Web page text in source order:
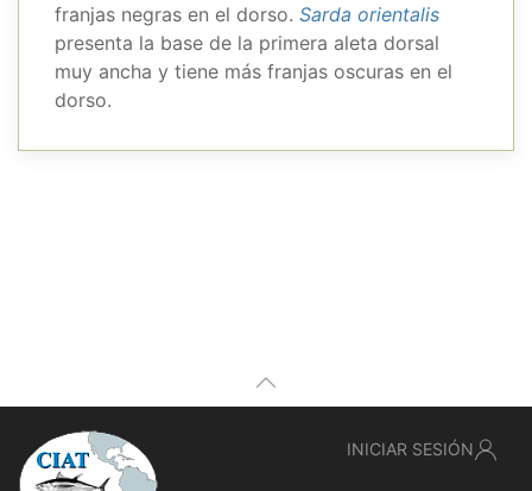
franjas negras en el dorso. Sarda orientalis
presenta la base de la primera aleta dorsal
muy ancha y tiene más franjas oscuras en el
dorso.
INICIAR SESIÓN